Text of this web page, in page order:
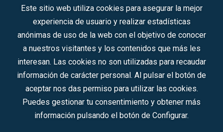
Contacto
Sociedad Mercantil Estatal para la Gestión de la Innovación y las
Síguenos en redes sociales:
Este sitio web utiliza cookies para asegurar la mejor
experiencia de usuario y realizar estadísticas
anónimas de uso de la web con el objetivo de conocer
a nuestros visitantes y los contenidos que más les
interesan. Las cookies no son utilizadas para recaudar
información de carácter personal. Al pulsar el botón de
aceptar nos das permiso para utilizar las cookies.
Puedes gestionar tu consentimiento y obtener más
información pulsando el botón de Configurar.